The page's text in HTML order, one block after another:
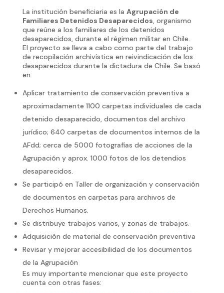
La institución beneficiaria es la Agrupación de
Familiares Detenidos Desaparecidos, organismo
que reúne a los familiares de los detenidos
desaparecidos, durante el régimen militar en Chile.
El proyecto se lleva a cabo como parte del trabajo
de recopilación archivística en reivindicación de los
desaparecidos durante la dictadura de Chile. Se basó
en:
Aplicar tratamiento de conservación preventiva a
aproximadamente 1100 carpetas individuales de cada
detenido desaparecido, documentos del archivo
jurídico; 640 carpetas de documentos internos de la
AFdd; cerca de 5000 fotografías de acciones de la
Agrupación y aprox. 1000 fotos de los detendios
desaparecidos.
Se participó en Taller de organización y conservación
de documentos en carpetas para archivos de
Derechos Humanos.
Se distribuye trabajos varios, y zonas de trabajos.
Adquisición de material de conservación preventiva
Revisar y mejorar accesibilidad de los documentos
de la Agrupación
Es muy importante mencionar que este proyecto
cuenta con otras fases: